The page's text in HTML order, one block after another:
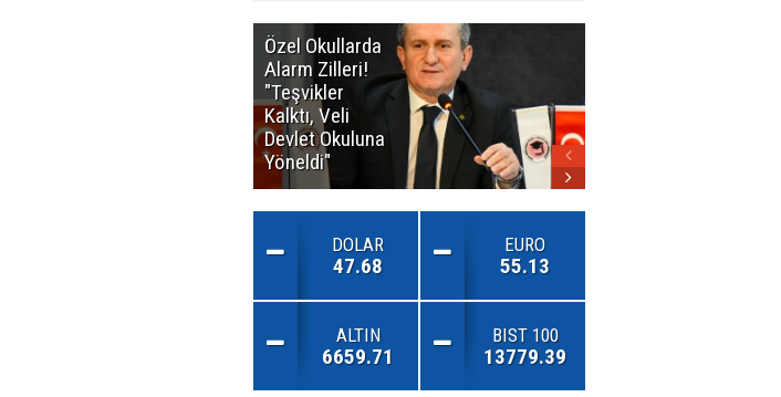
Özel Okullarda
Alarm Zilleri!
"Teşvikler
Kalktı, Veli
Devlet Okuluna
Yöneldi"
DOLAR
47.68
EURO
55.13
ALTIN
6659.71
BIST 100
13779.39